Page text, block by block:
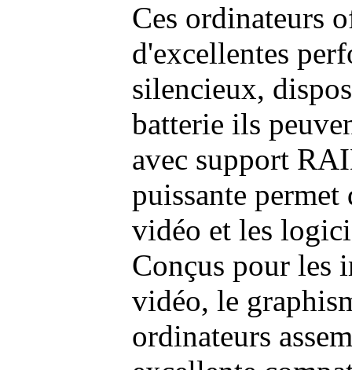
Ces ordinateurs
d'excellentes
silencieux,
batterie ils
avec support
puissante permet
vidéo et les
Conçus pour les
vidéo, le
ordinateurs